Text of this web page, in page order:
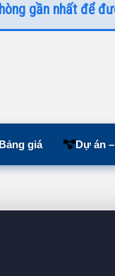
gần nhất để
Bảng giá Dự án